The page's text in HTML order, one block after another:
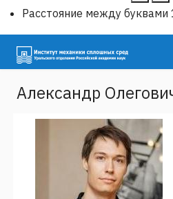
Расстояние между буквами
Александр